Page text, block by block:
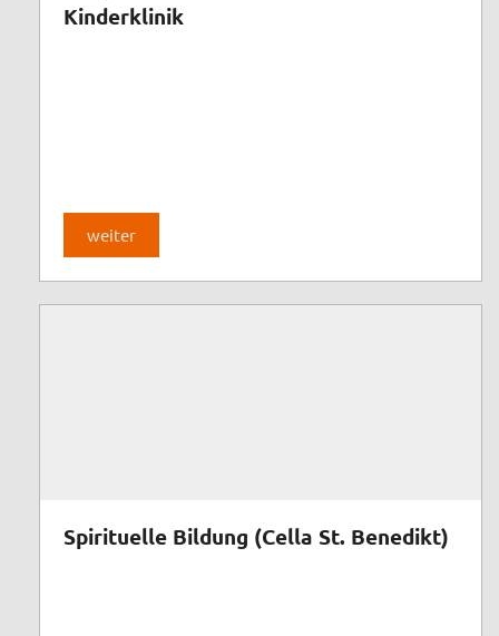
Kinderklinik
weiter
Spirituelle Bildung (Cella St. Benedikt)